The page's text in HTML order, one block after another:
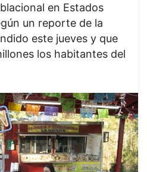
en Estados
un reporte de la
este jueves y que
los habitantes del